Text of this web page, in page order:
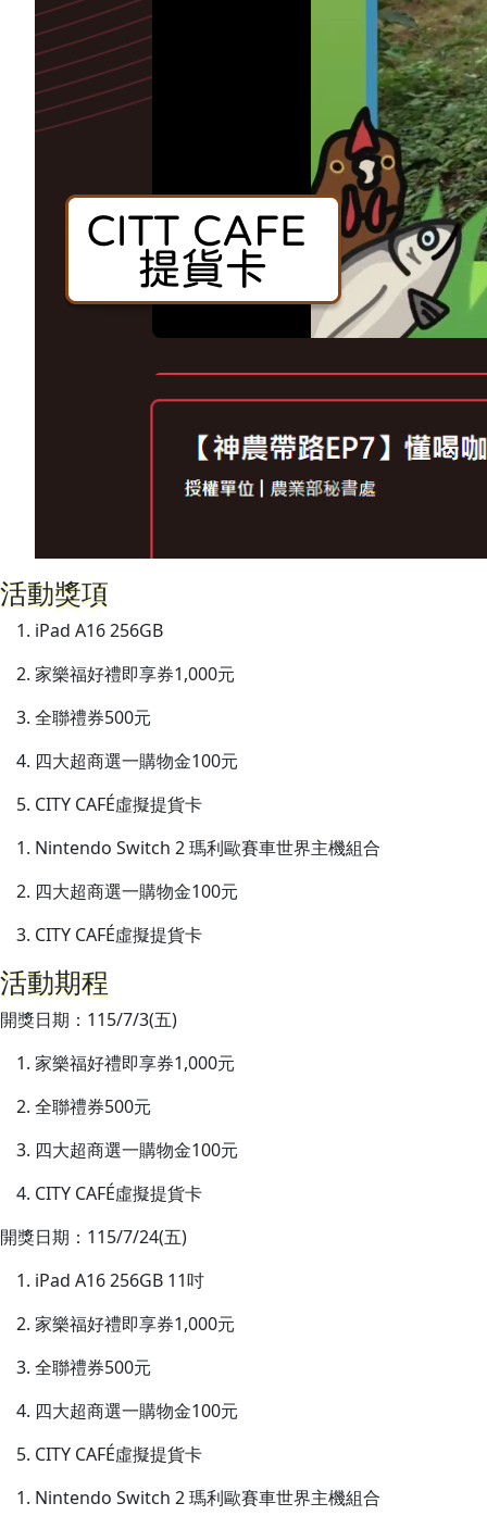
活動獎項
iPad A16 256GB
家樂福好禮即享券1,000元
全聯禮券500元
四大超商選一購物金100元
CITY CAFÉ虛擬提貨卡
Nintendo Switch 2 瑪利歐賽車世界主機組合
四大超商選一購物金100元
CITY CAFÉ虛擬提貨卡
活動期程
開獎日期：115/7/3(五)
家樂福好禮即享券1,000元
全聯禮券500元
四大超商選一購物金100元
CITY CAFÉ虛擬提貨卡
開獎日期：115/7/24(五)
iPad A16 256GB 11吋
家樂福好禮即享券1,000元
全聯禮券500元
四大超商選一購物金100元
CITY CAFÉ虛擬提貨卡
Nintendo Switch 2 瑪利歐賽車世界主機組合